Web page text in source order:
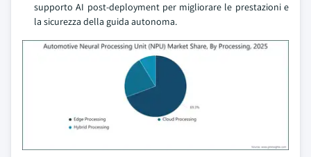
supporto AI post-deployment per migliorare le prestazioni e
la sicurezza della guida autonoma.